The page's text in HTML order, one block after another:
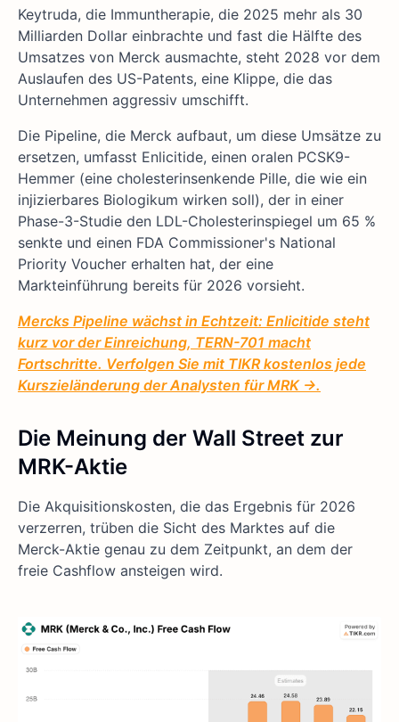
Keytruda, die Immuntherapie, die 2025 mehr als 30
Milliarden Dollar einbrachte und fast die Hälfte des
Umsatzes von Merck ausmachte, steht 2028 vor dem
Auslaufen des US-Patents, eine Klippe, die das
Unternehmen aggressiv umschifft.
Die Pipeline, die Merck aufbaut, um diese Umsätze zu
ersetzen, umfasst Enlicitide, einen oralen PCSK9-
Hemmer (eine cholesterinsenkende Pille, die wie ein
injizierbares Biologikum wirken soll), der in einer
Phase-3-Studie den LDL-Cholesterinspiegel um 65 %
senkte und einen FDA Commissioner's National
Priority Voucher erhalten hat, der eine
Markteinführung bereits für 2026 vorsieht.
Mercks Pipeline wächst in Echtzeit: Enlicitide steht
kurz vor der Einreichung, TERN-701 macht
Fortschritte. Verfolgen Sie mit TIKR kostenlos jede
Kurszieländerung der Analysten für MRK →.
Die Meinung der Wall Street zur
MRK-Aktie
Die Akquisitionskosten, die das Ergebnis für 2026
verzerren, trüben die Sicht des Marktes auf die
Merck-Aktie genau zu dem Zeitpunkt, an dem der
freie Cashflow ansteigen wird.